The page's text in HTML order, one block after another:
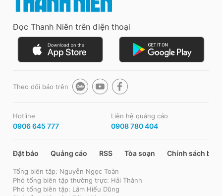
Đọc Thanh Niên trên điện thoại
Theo dõi báo trên
Hotline
0906 645 777
Liên hệ quảng cáo
0908 780 404
Đặt báo Quảng cáo RSS Tòa soạn Chính sách bảo
Tổng biên tập: Nguyễn Ngọc Toàn
Phó tổng biên tập thường trực: Hải Thành
Phó tổng biên tập: Lâm Hiếu Dũng